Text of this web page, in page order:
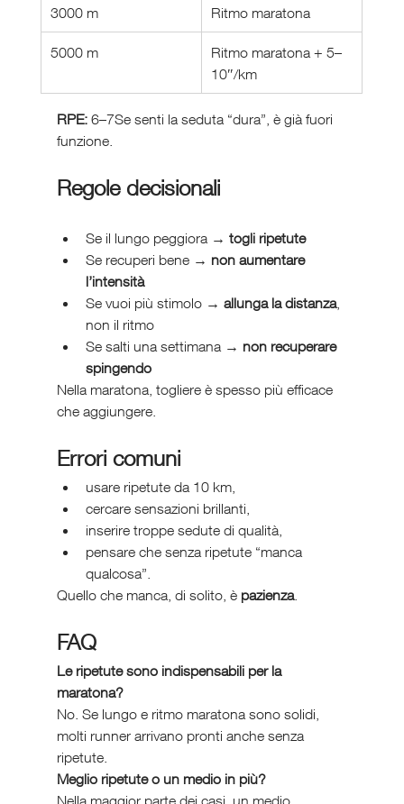
3000 m Ritmo maratona
5000 m
Ritmo maratona + 5–
10″/km
RPE: 6–7Se senti la seduta “dura”, è già fuori
funzione.
Regole decisionali
Se il lungo peggiora → togli ripetute
Se recuperi bene → non aumentare
l’intensità
Se vuoi più stimolo → allunga la distanza,
non il ritmo
Se salti una settimana → non recuperare
spingendo
Nella maratona, togliere è spesso più efficace
che aggiungere.
Errori comuni
usare ripetute da 10 km,
cercare sensazioni brillanti,
inserire troppe sedute di qualità,
pensare che senza ripetute “manca
qualcosa”.
Quello che manca, di solito, è pazienza.
FAQ
Le ripetute sono indispensabili per la
maratona?
No. Se lungo e ritmo maratona sono solidi,
molti runner arrivano pronti anche senza
ripetute.
Meglio ripetute o un medio in più?
Nella maggior parte dei casi, un medio